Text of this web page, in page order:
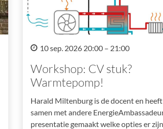
10 sep. 2026 20:00 – 21:00
Workshop: CV stuk?
Warmtepomp!
Harald Miltenburg is de docent en heeft
samen met andere
presentatie gemaakt welke opties er